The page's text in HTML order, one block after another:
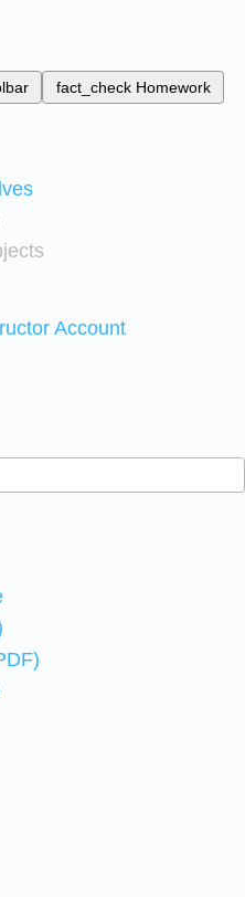
fact_check Homework
Account